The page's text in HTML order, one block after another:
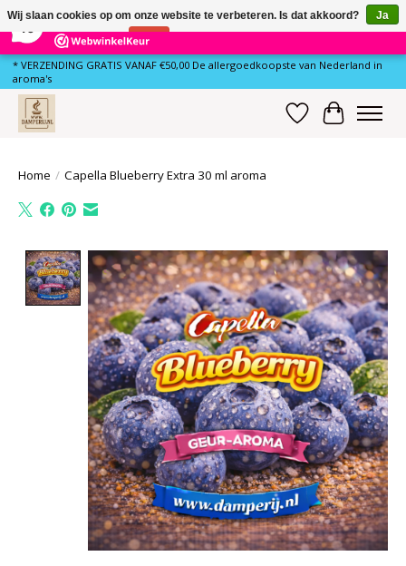
78 Reviews ×
* VERZENDING GRATIS VANAF €50,00 De allergoedkoopste van Nederland in
aroma's
Verlanglijst
Home / Capella Blueberry Extra 30 ml aroma
Product image slideshow Items
Wij slaan cookies op om onze website te verbeteren. Is dat akkoord?
Ja
Nee